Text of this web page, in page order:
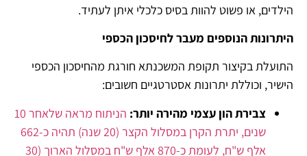
הילדים, או פשוט להוות בסיס כלכלי איתן לעתיד.
היתרונות הנוספים מעבר לחיסכון הכספי
התועלת בקיצור תקופת המשכנתא חורגת מהחיסכון הכספי
הישיר, וכוללת יתרונות אסטרטגיים חשובים:
צבירת הון עצמי מהירה יותר:
הניתוח מראה שלאחר 10
שנים, יתרת הקרן במסלול הקצר (20 שנה) תהיה כ-662
אלף ש"ח, לעומת כ-870 אלף ש"ח במסלול הארוך (30